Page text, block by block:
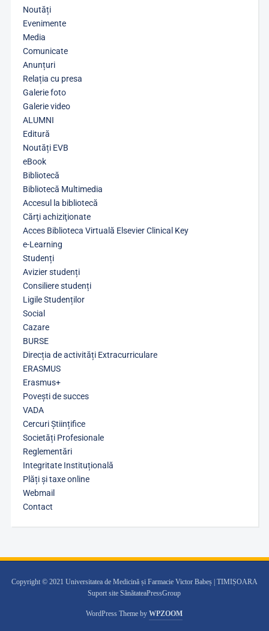
Noutăți
Evenimente
Media
Comunicate
Anunțuri
Relația cu presa
Galerie foto
Galerie video
ALUMNI
Editură
Noutăți EVB
eBook
Bibliotecă
Bibliotecă Multimedia
Accesul la bibliotecă
Cărţi achiziţionate
Acces Biblioteca Virtuală Elsevier Clinical Key
e-Learning
Studenți
Avizier studenți
Consiliere studenți
Ligile Studenților
Social
Cazare
BURSE
Direcția de activități Extracurriculare
ERASMUS
Erasmus+
Povești de succes
VADA
Cercuri Științifice
Societăți Profesionale
Reglementări
Integritate Instituțională
Plăți și taxe online
Webmail
Contact
Copyright © 2021 Universitatea de Medicină și Farmacie Victor Babeș | TIMIȘOARA
Suport site SănătateaPressGroup
WordPress Theme byWPZOOM